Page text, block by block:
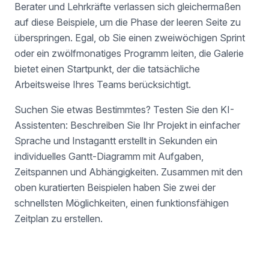
Berater und Lehrkräfte verlassen sich gleichermaßen
auf diese Beispiele, um die Phase der leeren Seite zu
überspringen. Egal, ob Sie einen zweiwöchigen Sprint
oder ein zwölfmonatiges Programm leiten, die Galerie
bietet einen Startpunkt, der die tatsächliche
Arbeitsweise Ihres Teams berücksichtigt.
Suchen Sie etwas Bestimmtes? Testen Sie den KI-
Assistenten: Beschreiben Sie Ihr Projekt in einfacher
Sprache und Instagantt erstellt in Sekunden ein
individuelles Gantt-Diagramm mit Aufgaben,
Zeitspannen und Abhängigkeiten. Zusammen mit den
oben kuratierten Beispielen haben Sie zwei der
schnellsten Möglichkeiten, einen funktionsfähigen
Zeitplan zu erstellen.